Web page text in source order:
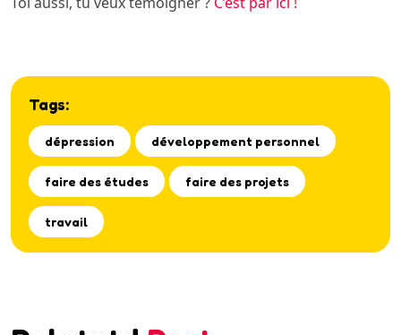
Tags:
dépression développement personnel
faire des études faire des projets
travail